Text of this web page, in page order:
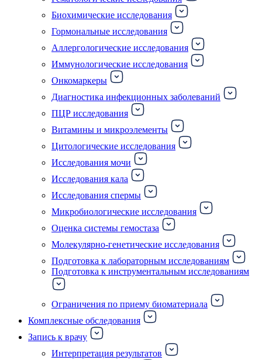
Биохимические исследования
Гормональные исследования
Аллергологические исследования
Иммунологические исследования
Онкомаркеры
Диагностика инфекционных заболеваний
ПЦР исследования
Витамины и микроэлементы
Цитологические исследования
Исследования мочи
Исследования кала
Исследования спермы
Микробиологические исследования
Оценка системы гемостаза
Молекулярно-генетические исследования
Подготовка к лабораторным исследованиям
Подготовка к инструментальным исследованиям
Ограничения по приему биоматериала
Комплексные обследования
Запись к врачу
Интерпретация результатов